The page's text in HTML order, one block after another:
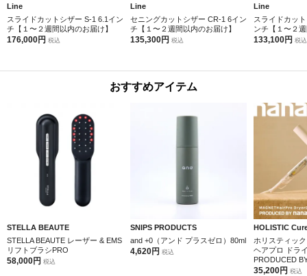
Line
スライドカットシザー S-1 6.1イン
チ【１〜２週間以内のお届け】
176,000円 税込
Line
セニングカットシザー CR-1 6イン
チ【１〜２週間以内のお届け】
135,300円 税込
Line
スライドカッ
ンチ【１〜２
133,100円 税込
おすすめアイテム
STELLA BEAUTE
STELLA BEAUTE レーザー & EMS
リフトブラシPRO
58,000円 税込
SNIPS PRODUCTS
and +0（アンド プラスゼロ）80ml
4,620円 税込
HOLISTIC
ホリスティッ
ヘアプロ ドラ
PRODUCED
35,200円 税込